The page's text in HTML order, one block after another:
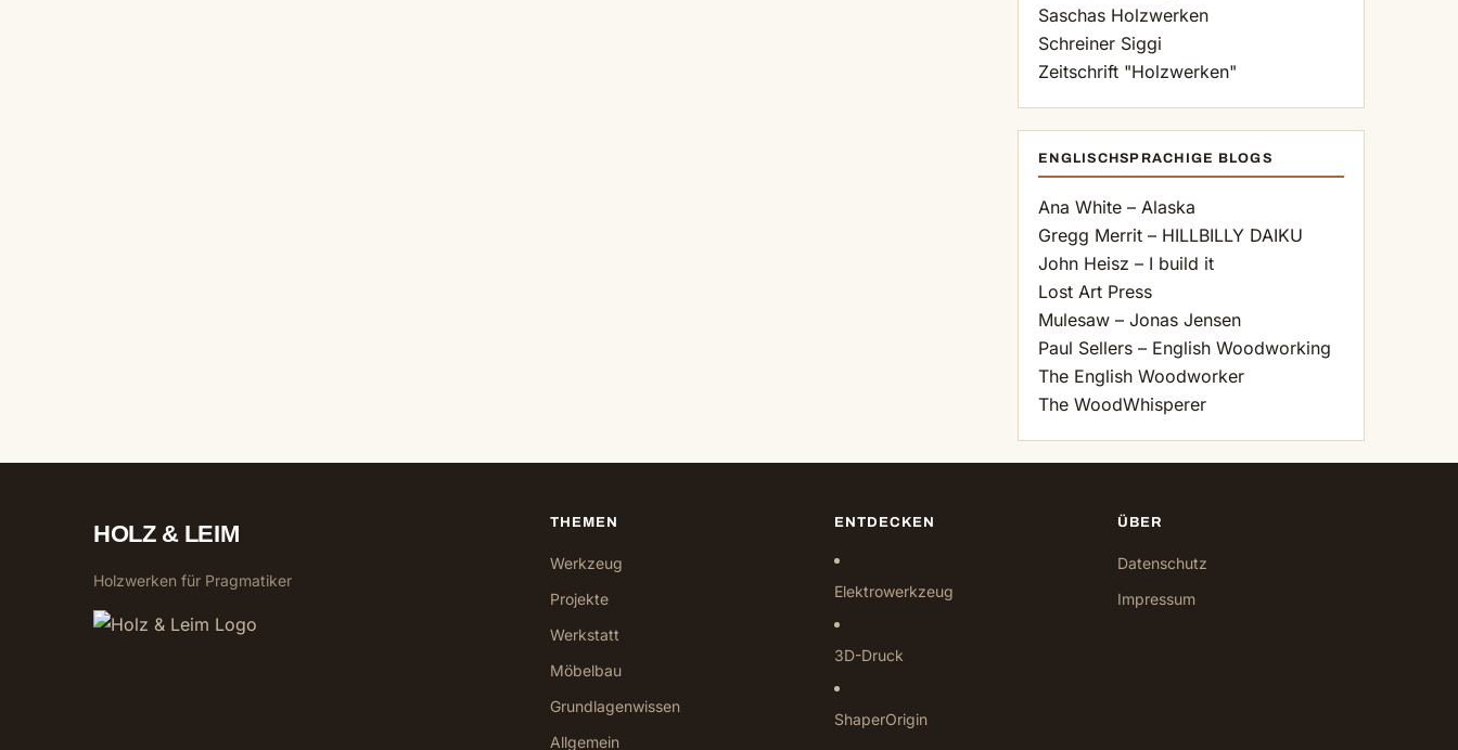
Saschas Holzwerken
Schreiner Siggi
Zeitschrift "Holzwerken"
ENGLISCHSPRACHIGE BLOGS
Ana White – Alaska
Gregg Merrit – HILLBILLY DAIKU
John Heisz – I build it
Lost Art Press
Mulesaw – Jonas Jensen
Paul Sellers – English Woodworking
The English Woodworker
The WoodWhisperer
HOLZ & LEIM
Holzwerken für Pragmatiker
THEMEN
Werkzeug
Projekte
Werkstatt
Möbelbau
Grundlagenwissen
Allgemein
ENTDECKEN
Elektrowerkzeug
3D-Druck
ShaperOrigin
ÜBER
Datenschutz
Impressum